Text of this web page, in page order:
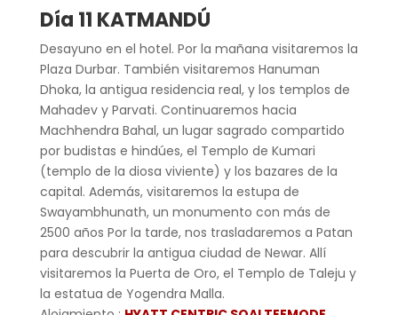
Día 11 KATMANDÚ
Desayuno en el hotel. Por la mañana visitaremos la
Plaza Durbar. También visitaremos Hanuman
Dhoka, la antigua residencia real, y los templos de
Mahadev y Parvati. Continuaremos hacia
Machhendra Bahal, un lugar sagrado compartido
por budistas e hindúes, el Templo de Kumari
(templo de la diosa viviente) y los bazares de la
capital. Además, visitaremos la estupa de
Swayambhunath, un monumento con más de
2500 años Por la tarde, nos trasladaremos a Patan
para descubrir la antigua ciudad de Newar. Allí
visitaremos la Puerta de Oro, el Templo de Taleju y
la estatua de Yogendra Malla.